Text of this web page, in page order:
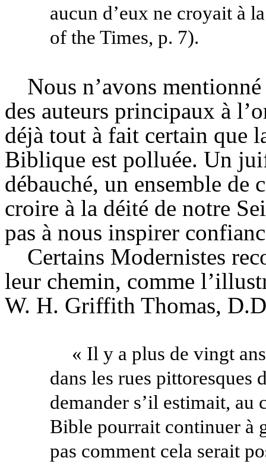
aucun d’eux ne croyait à
of the Times, p. 7).
Nous n’avons
des auteurs principaux à
déjà tout à fait certain que
Biblique est polluée. Un
débauché, un ensemble de
croire à la déité de notre
pas à nous inspirer
Certains Modernistes
leur chemin, comme
W. H. Griffith Thomas,
« Il y a plus de vingt
dans les rues pittoresques
demander s’il estimait, au
Bible pourrait continuer à
pas comment cela serait